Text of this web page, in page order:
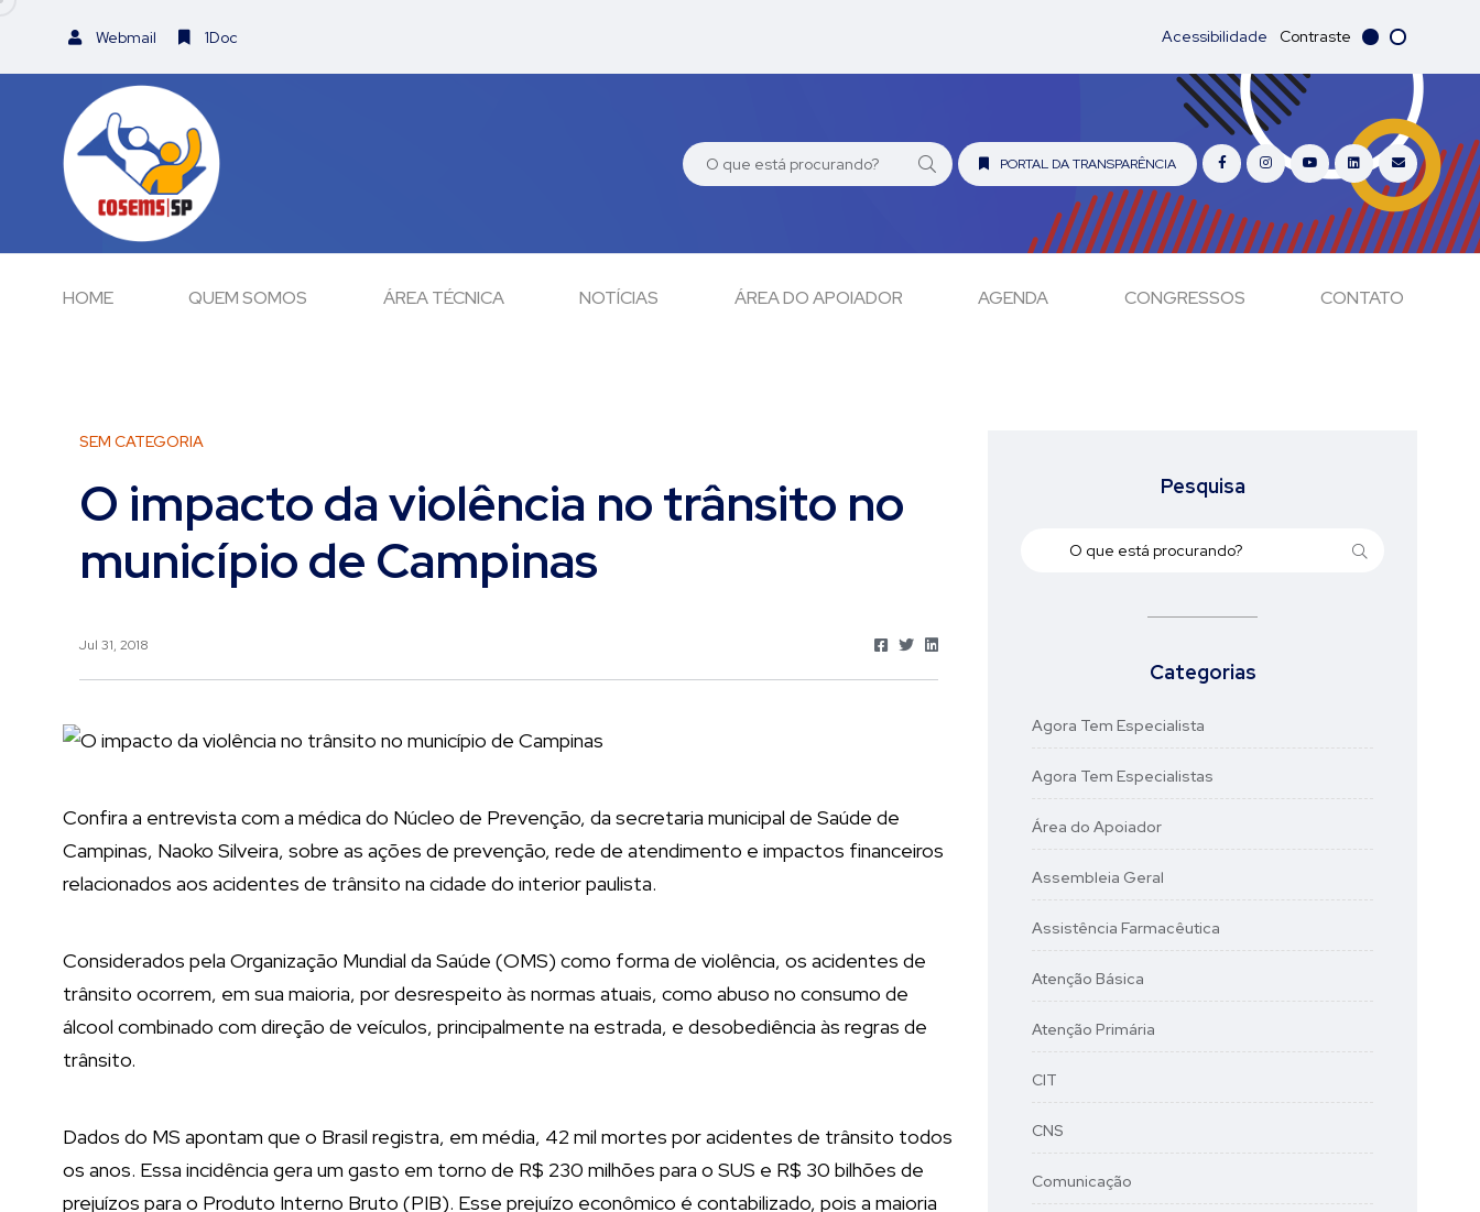
Webmail 1Doc Acessibilidade Contraste
PORTAL DA TRANSPARÊNCIA
HOME QUEM SOMOS ÁREA TÉCNICA NOTÍCIAS ÁREA DO APOIADOR AGENDA CONGRESSOS CONTATO
SEM CATEGORIA
O impacto da violência no trânsito no
município de Campinas
Jul 31, 2018
Confira a entrevista com a médica do Núcleo de Prevenção, da secretaria municipal de Saúde de
Campinas, Naoko Silveira, sobre as ações de prevenção, rede de atendimento e impactos financeiros
relacionados aos acidentes de trânsito na cidade do interior paulista.
Considerados pela Organização Mundial da Saúde (OMS) como forma de violência, os acidentes de
trânsito ocorrem, em sua maioria, por desrespeito às normas atuais, como abuso no consumo de
álcool combinado com direção de veículos, principalmente na estrada, e desobediência às regras de
trânsito.
Dados do MS apontam que o Brasil registra, em média, 42 mil mortes por acidentes de trânsito todos
os anos. Essa incidência gera um gasto em torno de R$ 230 milhões para o SUS e R$ 30 bilhões de
prejuízos para o Produto Interno Bruto (PIB). Esse prejuízo econômico é contabilizado, pois a maioria
Pesquisa
Categorias
Agora Tem Especialista
Agora Tem Especialistas
Área do Apoiador
Assembleia Geral
Assistência Farmacêutica
Atenção Básica
Atenção Primária
CIT
CNS
Comunicação